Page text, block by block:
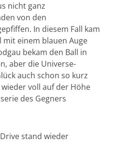
nicht ganz
von den
In diesem Fall kam
mit einem blauen Auge
bekam den Ball in
aber die Universe-
auch schon so kurz
voll auf der Höhe
des Gegners
stand wieder